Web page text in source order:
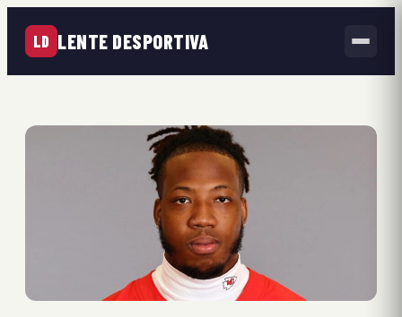
LD LENTE DESPORTIVA